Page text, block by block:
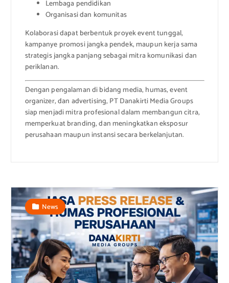
Lembaga pendidikan
Organisasi dan komunitas
Kolaborasi dapat berbentuk proyek event tunggal,
kampanye promosi jangka pendek, maupun kerja sama
strategis jangka panjang sebagai mitra komunikasi dan
periklanan.
Dengan pengalaman di bidang media, humas, event
organizer, dan advertising, PT Danakirti Media Groups
siap menjadi mitra profesional dalam membangun citra,
memperkuat branding, dan meningkatkan eksposur
perusahaan maupun instansi secara berkelanjutan.
News